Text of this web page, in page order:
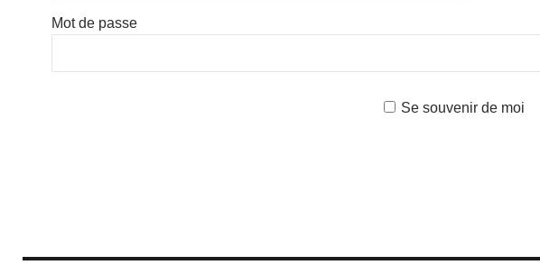
Mot de passe
Se souvenir de moi